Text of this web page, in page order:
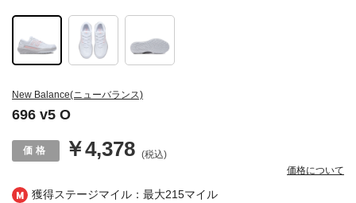
獲得ステージマイル：最大215マイル
New Balance(ニューバランス)
696 v5 O
￥4,378 (税込)
価格について